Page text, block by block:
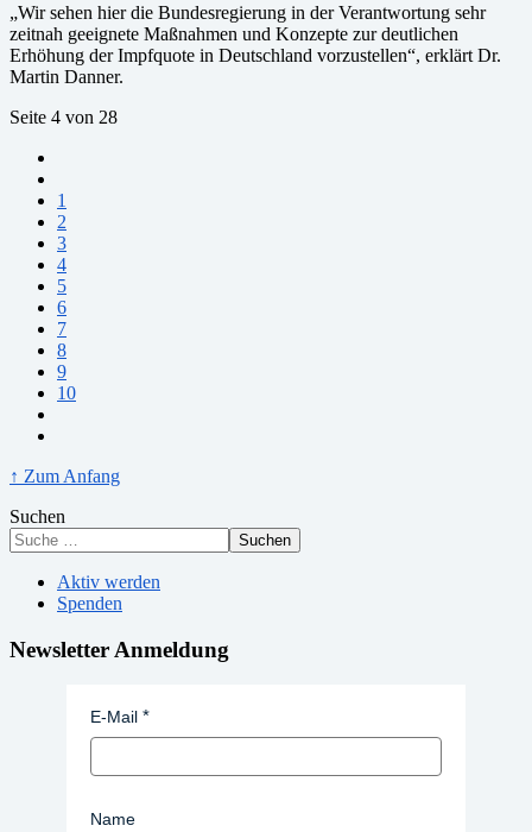
„Wir sehen hier die Bundesregierung in der Verantwortung sehr
zeitnah geeignete Maßnahmen und Konzepte zur deutlichen
Erhöhung der Impfquote in Deutschland vorzustellen“, erklärt Dr.
Martin Danner.
Seite 4 von 28
1
2
3
4
5
6
7
8
9
10
↑ Zum Anfang
Suchen
Suchen
Aktiv werden
Spenden
Newsletter Anmeldung
E-Mail
Name